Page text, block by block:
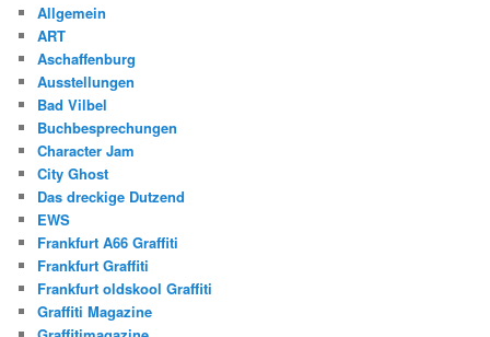
Allgemein
ART
Aschaffenburg
Ausstellungen
Bad Vilbel
Buchbesprechungen
Character Jam
City Ghost
Das dreckige Dutzend
EWS
Frankfurt A66 Graffiti
Frankfurt Graffiti
Frankfurt oldskool Graffiti
Graffiti Magazine